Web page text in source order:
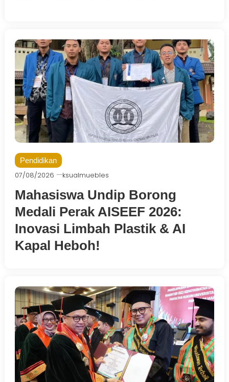
Pendidikan
07/08/2026 ksualmuebles
Mahasiswa Undip Borong
Medali Perak AISEEF 2026:
Inovasi Limbah Plastik & AI
Kapal Heboh!